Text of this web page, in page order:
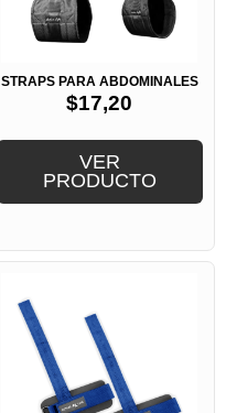
STRAPS PARA ABDOMINALES
$17,20
VER
PRODUCTO